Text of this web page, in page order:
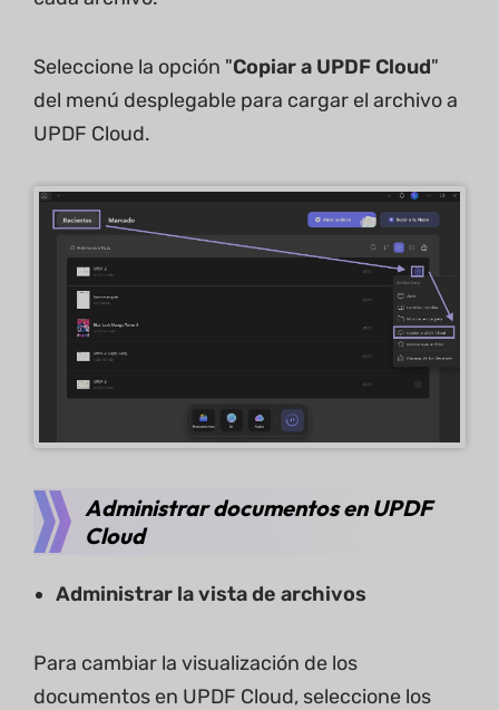
Seleccione la opción "Copiar a UPDF Cloud"
del menú desplegable para cargar el archivo a
UPDF Cloud.
Administrar documentos en UPDF
Cloud
Administrar la vista de archivos
Para cambiar la visualización de los
documentos en UPDF Cloud, seleccione los